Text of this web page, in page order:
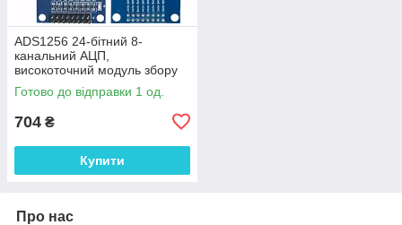
ADS1256 24-бітний 8-
канальний АЦП,
високоточний модуль збору
даних
Готово до відправки 1 од.
704 ₴
Купити
Про нас